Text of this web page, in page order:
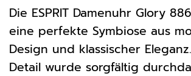
Die ESPRIT Damenuhr Glory
eine perfekte Symbiose aus
Design und klassischer
Detail wurde sorgfältig